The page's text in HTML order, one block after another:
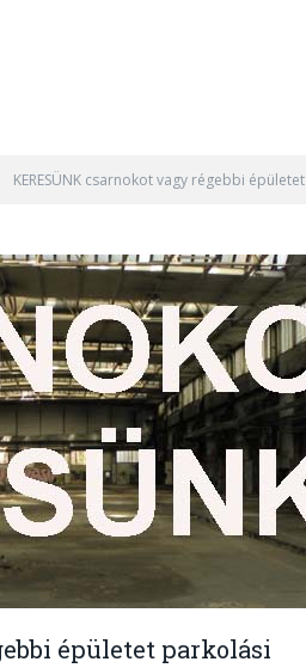
KERESÜNK csarnokot vagy régebbi
épületet parkolási